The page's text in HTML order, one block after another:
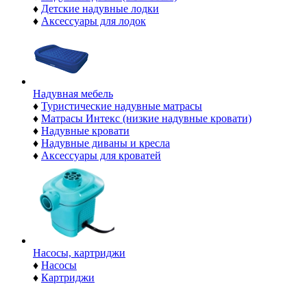
♦ Детские надувные лодки
♦ Аксессуары для лодок
Надувная мебель
♦ Туристические надувные матрасы
♦ Матрасы Интекс (низкие надувные кровати)
♦ Надувные кровати
♦ Надувные диваны и кресла
♦ Аксессуары для кроватей
Насосы, картриджи
♦ Насосы
♦ Картриджи